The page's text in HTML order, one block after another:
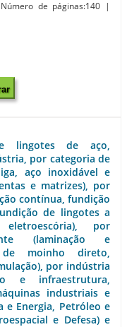
de páginas:140
|
lingotes de aço,
por categoria de
aço inoxidável e
e matrizes), por
contínua, fundição
de lingotes a
por
(laminação e
moinho direto,
por indústria
e infraestrutura,
industriais e
e Energia, Petróleo e
e Defesa) e